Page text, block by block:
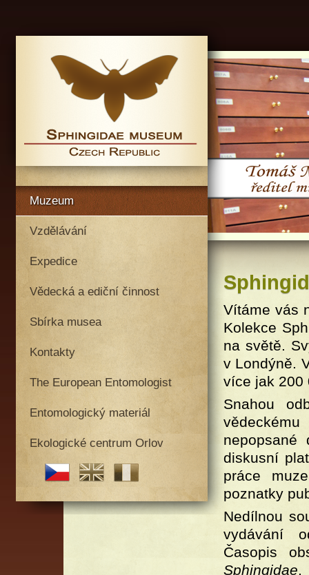
Muzeum
Vzdělávání
Expedice
Vědecká a ediční činnost
Sbírka musea
Kontakty
The European Entomologist
Entomologický materiál
Ekologické centrum Orlov
Vítáme vás
Kolekce
na světě.
v Londýně.
více jak 200
Snahou
nepopsané
diskusní
práce
poznatky
Nedílnou
vydávání
Časopis
Sphingidae,